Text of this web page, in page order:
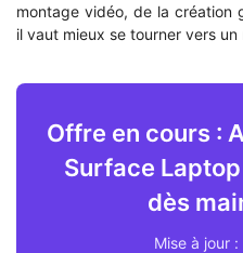
montage vidéo, de la création
il vaut mieux se tourner vers
Offre en cours :
Surface
dès
Mise à jour